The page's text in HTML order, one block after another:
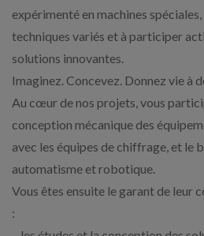
expérimenté en machines
techniques variés et à participer
solutions innovantes.
Imaginez. Concevez. Donnez vie à
Au cœur de nos projets, vous
conception mécanique des
avec les équipes de chiffrage, et le
automatisme et robotique.
Vous êtes ensuite le garant de leur
: